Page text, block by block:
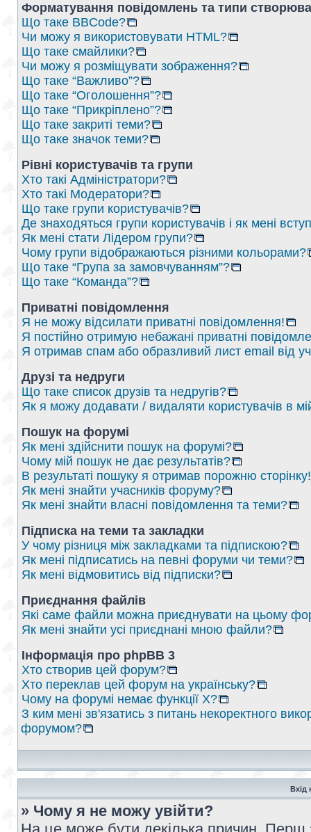
Форматування повідомлень та типи
Що таке BBCode?
Чи можу я використовувати HTML?
Що таке смайлики?
Чи можу я розміщувати зображення?
Що таке “Важливо”?
Що таке “Оголошення”?
Що таке “Прикріплено”?
Що таке закриті теми?
Що таке значок теми?
Рівні користувачів та групи
Хто такі Адміністратори?
Хто такі Модератори?
Що таке групи користувачів?
Де знаходяться групи користувачів і як мені
Як мені стати Лідером групи?
Чому групи відображаються різними кольорами?
Що таке “Група за замовчуванням”?
Що таке “Команда”?
Приватні повідомлення
Я не можу відсилати приватні повідомлення!
Я постійно отримую небажані приватні
Я отримав спам або образливий лист email від
Друзі та недруги
Що таке список друзів та недругів?
Як я можу додавати / видаляти користувачів в
Пошук на форумі
Як мені здійснити пошук на форумі?
Чому мій пошук не дає результатів?
В результаті пошуку я отримав порожню сторінку!
Як мені знайти учасників форуму?
Як мені знайти власні повідомлення та теми?
Підписка на теми та закладки
У чому різниця між закладками та підпискою?
Як мені підписатись на певні форуми чи теми?
Як мені відмовитись від підписки?
Приєднання файлів
Які саме файли можна приєднувати на цьому
Як мені знайти усі приєднані мною файли?
Інформація про phpBB 3
Хто створив цей форум?
Хто переклав цей форум на українську?
Чому на форумі немає функції X?
З ким мені зв'язатись з питань некоректного
форумом?
Вхід
» Чому я не можу увійти?